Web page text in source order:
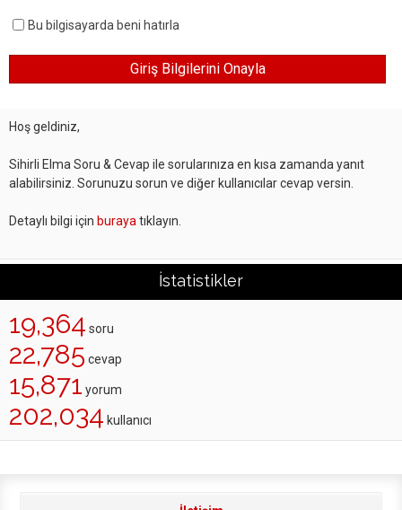
Bu bilgisayarda beni hatırla
Hoş geldiniz,
Sihirli Elma Soru & Cevap ile sorularınıza en kısa zamanda yanıt
alabilirsiniz. Sorunuzu sorun ve diğer kullanıcılar cevap versin.
Detaylı bilgi için buraya tıklayın.
İstatistikler
19,364 soru
22,785 cevap
15,871 yorum
202,034 kullanıcı